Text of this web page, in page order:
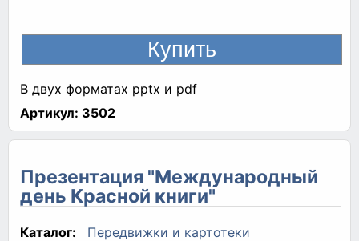
В двух форматах pptx и pdf
Артикул: 3502
Презентация "Международный
день Красной книги"
Каталог:
Передвижки и картотеки